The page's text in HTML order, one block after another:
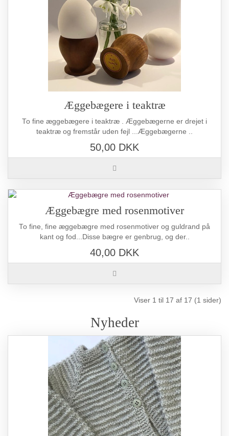
Æggebægere i teaktræ
To fine æggebægere i teaktræ . Æggebægerne er drejet i
teaktræ og fremstår uden fejl ...Æggebægerne ..
50,00 DKK
Æggebægre med rosenmotiver
To fine, fine æggebægre med rosenmotiver og guldrand på
kant og fod...Disse bægre er genbrug, og der..
40,00 DKK
Viser 1 til 17 af 17 (1 sider)
Nyheder